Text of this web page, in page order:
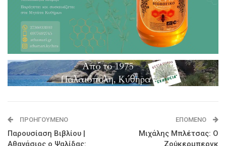
ΠΡΟΗΓΟΎΜΕΝΟ
Παρουσίαση Βιβλίου |
Αθανάσιος ο Ψαλίδας:
ΕΠΌΜΕΝΟ
Μιχάλης Μπλέτσας: Ο
Ζούκερμπεργκ